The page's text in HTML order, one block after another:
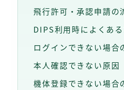
飛行許可・承認申請の
DIPS利用時によくあ
ログインできない場合
本人確認できない原因
機体登録できない場合